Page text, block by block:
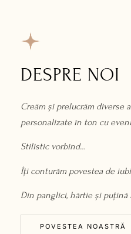
DESPRE NOI
Creăm și prelucrăm diverse
personalizate în ton cu
Stilistic vorbind…
Îți conturăm povestea de
Din panglici, hârtie și puțină
POVESTEA NOASTRĂ